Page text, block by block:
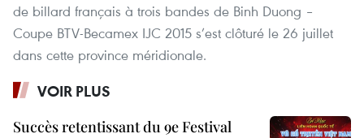
de billard français à trois bandes de Binh Duong –
Coupe BTV-Becamex IJC 2015 s’est clôturé le 26 juillet
dans cette province méridionale.
VOIR PLUS
Succès retentissant du 9e Festival